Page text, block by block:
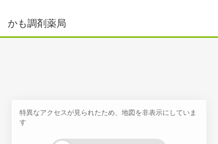
かも調剤薬局
特異なアクセスが見られたため、地図を非表示にしていま
す